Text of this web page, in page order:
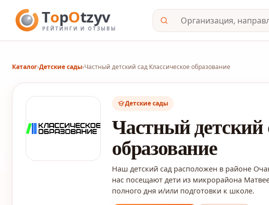
Каталог›Детские сады›Частный детский сад Классическое образование
Детские сады
Частный детский
образование
Наш детский сад расположен в районе
нас посещают дети из микрорайона
полного дня и/или подготовки к школе.